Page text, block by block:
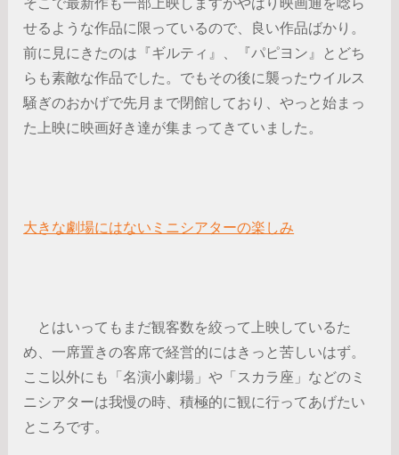
そこで最新作も一部上映しますがやはり映画通を唸ら
せるような作品に限っているので、良い作品ばかり。
前に見にきたのは『ギルティ』、『パピヨン』とどち
らも素敵な作品でした。でもその後に襲ったウイルス
騒ぎのおかげで先月まで閉館しており、やっと始まっ
た上映に映画好き達が集まってきていました。
大きな劇場にはないミニシアターの楽しみ
とはいってもまだ観客数を絞って上映しているた
め、一席置きの客席で経営的にはきっと苦しいはず。
ここ以外にも「名演小劇場」や「スカラ座」などのミ
ニシアターは我慢の時、積極的に観に行ってあげたい
ところです。